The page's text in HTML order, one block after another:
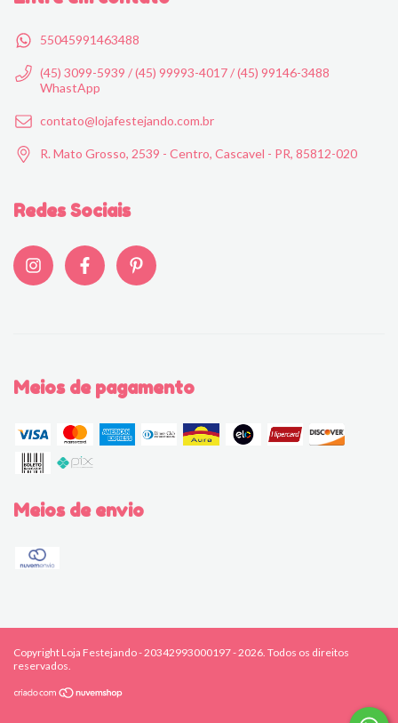
55045991463488
(45) 3099-5939 / (45) 99993-4017 / (45) 99146-3488
WhastApp
contato@lojafestejando.com.br
R. Mato Grosso, 2539 - Centro, Cascavel - PR, 85812-020
Redes Sociais
Meios de pagamento
Meios de envio
Copyright Loja Festejando - 20342993000197 - 2026. Todos os direitos
reservados.